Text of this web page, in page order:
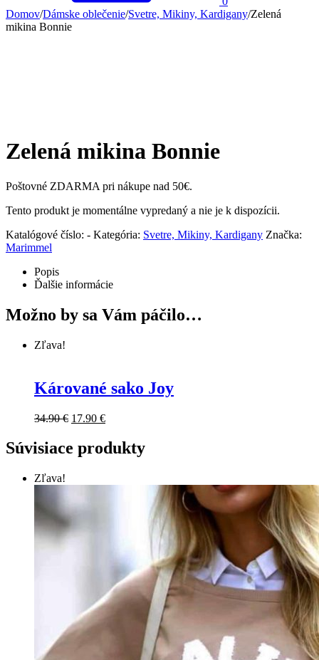
Domov/Dámske oblečenie/Svetre, Mikiny, Kardigany/Zelená
mikina Bonnie
Zelená mikina Bonnie
Poštovné ZDARMA pri nákupe nad 50€.
Tento produkt je momentálne vypredaný a nie je k dispozícii.
Katalógové číslo: - Kategória: Svetre, Mikiny, Kardigany Značka:
Marimmel
Popis
Ďalšie informácie
Možno by sa Vám páčilo…
Zľava!
Kárované sako Joy
34.90€ 17.90 €
Súvisiace produkty
Zľava!